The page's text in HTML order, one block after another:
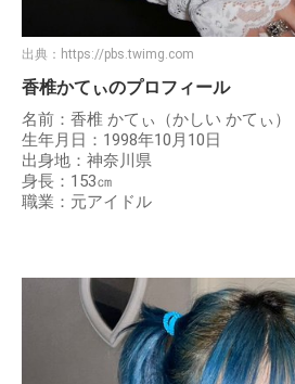
出典： https://pbs.twimg.com
香椎かてぃのプロフィール
名前：香椎 かてぃ（かしい かてぃ）
生年月日：1998年10月10日
出身地：神奈川県
身長：153㎝
職業：元アイドル